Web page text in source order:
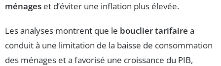
ménages et d’éviter une inflation plus élevée.
Les analyses montrent que le bouclier tarifaire a
conduit à une limitation de la baisse de consommation
des ménages et a favorisé une croissance du PIB,